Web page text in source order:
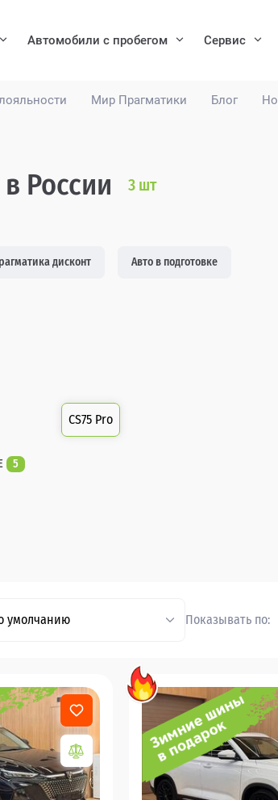
Мир Прагматики Блог
Автомобили с пробегом Сервис
России 3 шт
дисконт Авто в подготовке
CS75 Pro
5
умолчанию Показывать по: